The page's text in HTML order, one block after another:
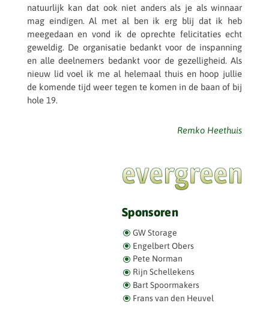
natuur­lijk kan dat ook niet anders als je als winnaar
mag eindi­gen. Al met al ben ik erg blij dat ik heb
meege­daan en vond ik de oprechte feli­ci­ta­ties echt
gewel­dig. De orga­ni­sa­tie bedankt voor de inspan­ning
en alle deel­ne­mers bedankt voor de gezel­lig­heid. Als
nieuw lid voel ik me al hele­maal thuis en hoop jullie
de komende tijd weer tegen te komen in de baan of bij
hole 19.
Remko Heet­huis
Sponsoren
GW Storage
Engel­bert Obers
Pete Norman
Rijn Schel­le­kens
Bart Spoor­ma­kers
Frans van den Heuvel